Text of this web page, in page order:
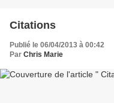
Citations
Publié le 06/04/2013 à 00:42
Par Chris Marie